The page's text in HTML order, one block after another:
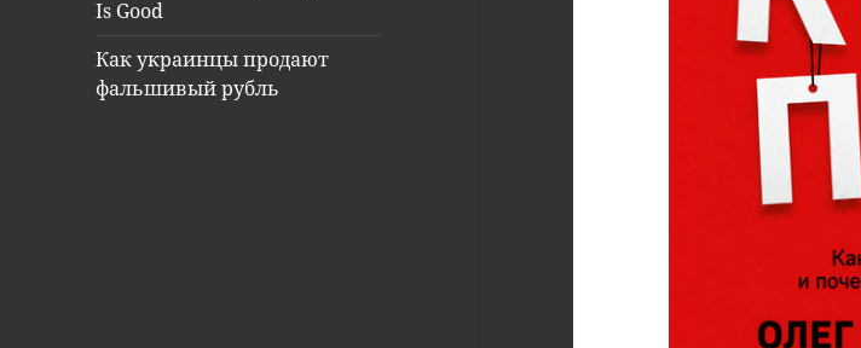
Is Good
Как украинцы продают
фальшивый рубль